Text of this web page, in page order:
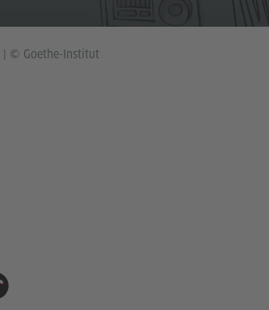
| © Goethe-Institut